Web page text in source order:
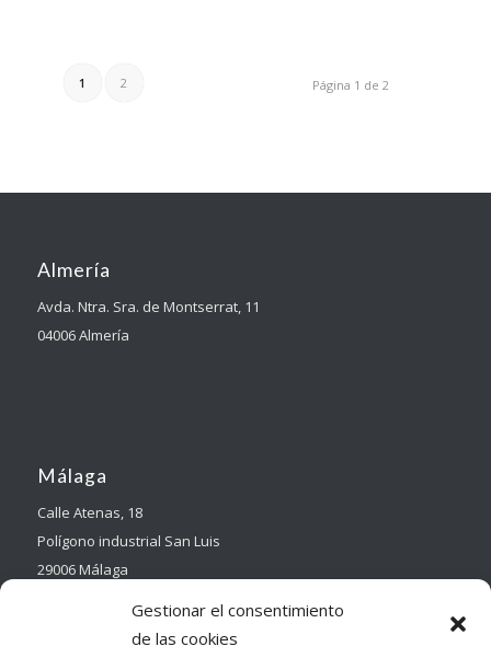
Gestionar el consentimiento
de las cookies
Página 1 de 2
1 2
Almería
Avda. Ntra. Sra. de Montserrat, 11
04006 Almería
Málaga
Calle Atenas, 18
Polígono industrial San Luis
29006 Málaga